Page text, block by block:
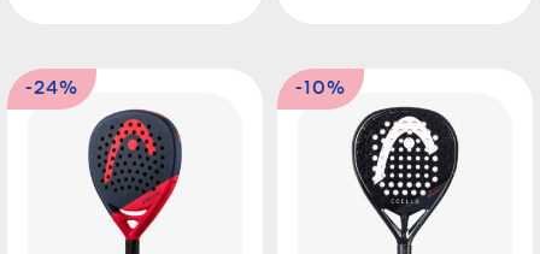
-24% -10%